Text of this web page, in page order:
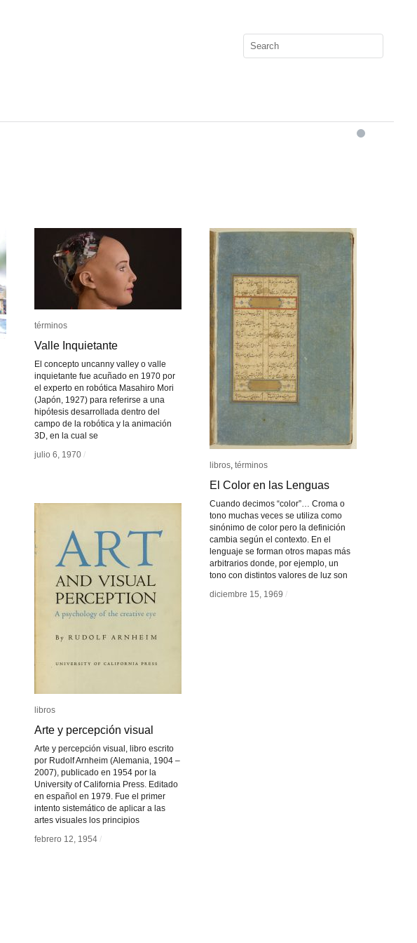
términos
Valle Inquietante
El concepto uncanny valley o valle
inquietante fue acuñado en 1970 por
el experto en robótica Masahiro Mori
(Japón, 1927) para referirse a una
hipótesis desarrollada dentro del
campo de la robótica y la animación
3D, en la cual se
julio 6, 1970 /
términos
Valle Inquietante
julio 6, 1970 /
libros términos
El Color en las Lenguas
Cuando decimos “color”… Croma o
tono muchas veces se utiliza como
sinónimo de color pero la definición
cambia según el contexto. En el
lenguaje se forman otros mapas más
arbitrarios donde, por ejemplo, un
tono con distintos valores de luz son
diciembre 15, 1969 /
libros términos
El Color en las Lenguas
diciembre 15, 1969 /
libros
Arte y percepción visual
Arte y percepción visual, libro escrito
por Rudolf Arnheim (Alemania, 1904 –
2007), publicado en 1954 por la
University of California Press. Editado
en español en 1979. Fue el primer
intento sistemático de aplicar a las
artes visuales los principios
febrero 12, 1954 /
libros
Arte y percepción visual
febrero 12, 1954 /